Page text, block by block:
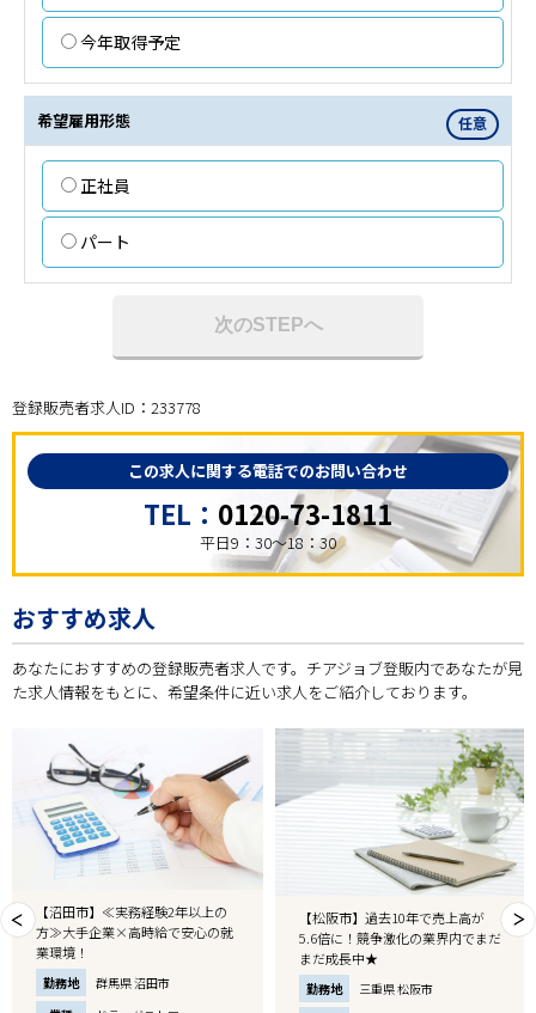
今年取得予定
希望雇用形態 任意
正社員
パート
次のSTEPへ
登録販売者求人ID：233778
この求人に関する電話でのお問い合わせ
TEL： 0120-73-1811
平日9：30～18：30
おすすめ求人
あなたにおすすめの登録販売者求人です。チアジョブ登販内であなたが見
た求人情報をもとに、希望条件に近い求人をご紹介しております。
【沼田市】≪実務経験2年以上の
方≫大手企業×高時給で安心の就
業環境！
勤務地
群馬県 沼田市
【松阪市】過去10年で売上高が
5.6倍に！競争激化の業界内でまだ
まだ成長中★
勤務地
三重県 松阪市